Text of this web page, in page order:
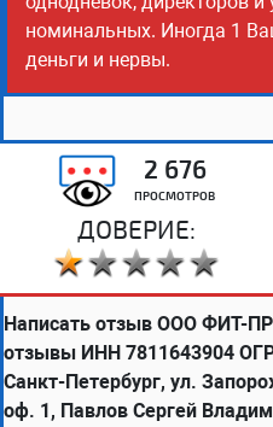
номинальных. Иногда 1
деньги и нервы.
2 676
ПРОСМОТРОВ
ДОВЕРИЕ:
Написать отзыв ООО ФИТ-
отзывы ИНН 7811643904
Санкт-Петербург, ул.
оф. 1, Павлов Сергей